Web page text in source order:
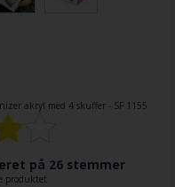
akryl med 4 skuffer - SF 1155
på 26stemmer
produktet